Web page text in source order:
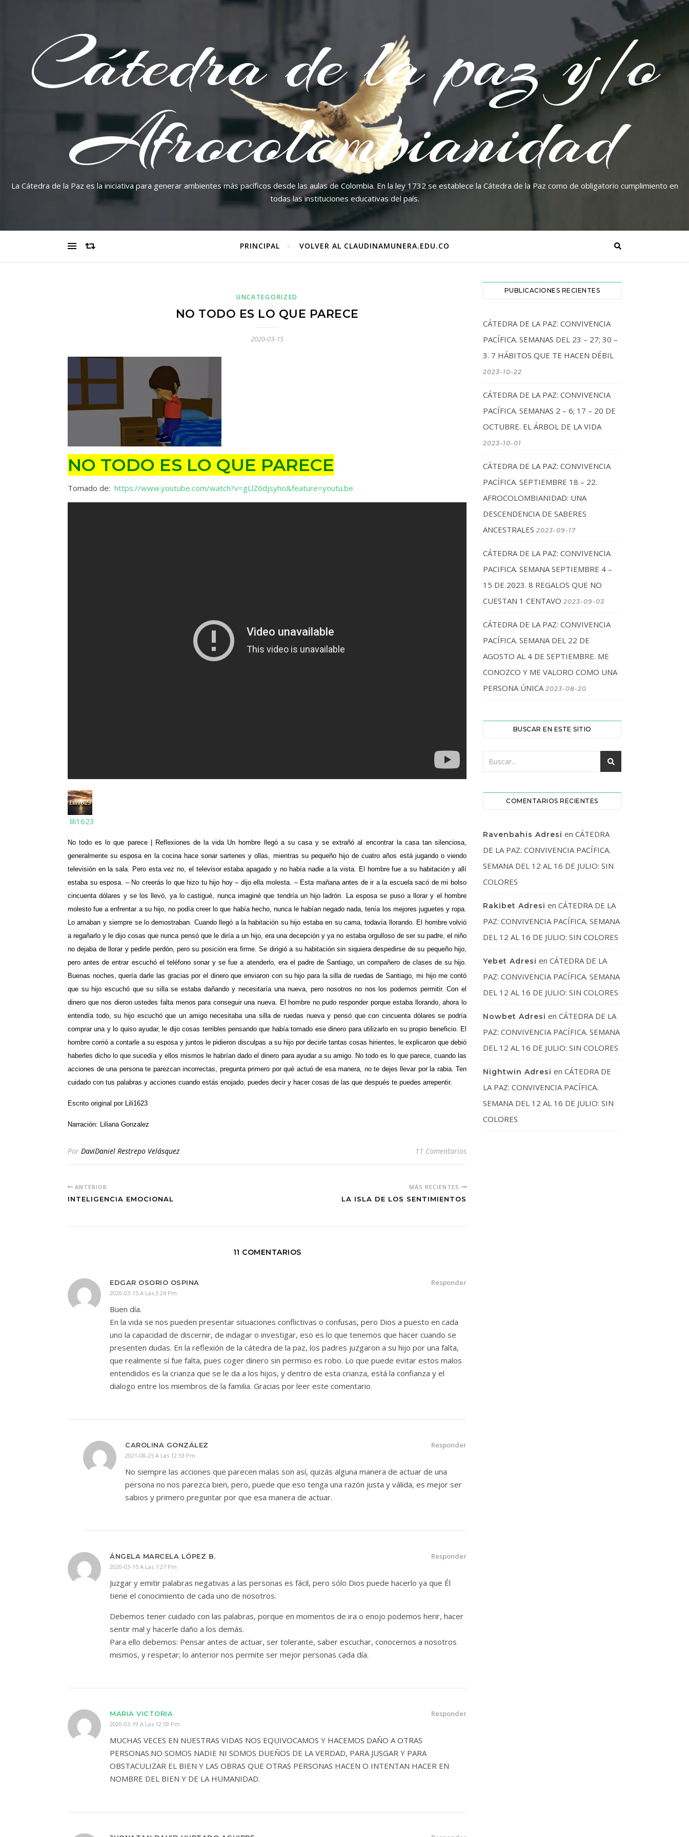
Cátedra de la paz y/o
Afrocolombianidad
La Cátedra de la Paz es la iniciativa para generar ambientes más pacíficos desde las aulas de Colombia. En la ley 1732 se establece la Cátedra de la Paz como de obligatorio cumplimiento en
todas las instituciones educativas del país.
PRINCIPAL VOLVER AL CLAUDINAMUNERA.EDU.CO
UNCATEGORIZED
NO TODO ES LO QUE PARECE
2020-03-15
NO TODO ES LO QUE PARECE
Tomado de: https://www.youtube.com/watch?v=gLlZ6djsyho&feature=youtu.be
lili1623
No todo es lo que parece | Reflexiones de la vida Un hombre llegó a su casa y se extrañó al encontrar la casa tan silenciosa,
generalmente su esposa en la cocina hace sonar sartenes y ollas, mientras su pequeño hijo de cuatro años está jugando o viendo
televisión en la sala. Pero esta vez no, el televisor estaba apagado y no había nadie a la vista. El hombre fue a su habitación y allí
estaba su esposa. – No creerás lo que hizo tu hijo hoy – dijo ella molesta. – Esta mañana antes de ir a la escuela sacó de mi bolso
cincuenta dólares y se los llevó, ya lo castigué, nunca imaginé que tendría un hijo ladrón. La esposa se puso a llorar y el hombre
molesto fue a enfrentar a su hijo, no podía creer lo que había hecho, nunca le habían negado nada, tenía los mejores juguetes y ropa.
Lo amaban y siempre se lo demostraban. Cuando llegó a la habitación su hijo estaba en su cama, todavía llorando. El hombre volvió
a regañarlo y le dijo cosas que nunca pensó que le diría a un hijo, era una decepción y ya no estaba orgulloso de ser su padre, el niño
no dejaba de llorar y pedirle perdón, pero su posición era firme. Se dirigió a su habitación sin siquiera despedirse de su pequeño hijo,
pero antes de entrar escuchó el teléfono sonar y se fue a atenderlo, era el padre de Santiago, un compañero de clases de su hijo.
Buenas noches, quería darle las gracias por el dinero que enviaron con su hijo para la silla de ruedas de Santiago, mi hijo me contó
que su hijo escuchó que su silla se estaba dañando y necesitaría una nueva, pero nosotros no nos los podemos permitir. Con el
dinero que nos dieron ustedes falta menos para conseguir una nueva. El hombre no pudo responder porque estaba llorando, ahora lo
entendía todo, su hijo escuchó que un amigo necesitaba una silla de ruedas nueva y pensó que con cincuenta dólares se podría
comprar una y lo quiso ayudar, le dijo cosas terribles pensando que había tomado ese dinero para utilizarlo en su propio beneficio. El
hombre corrió a contarle a su esposa y juntos le pidieron disculpas a su hijo por decirle tantas cosas hirientes, le explicaron que debió
haberles dicho lo que sucedía y ellos mismos le habrían dado el dinero para ayudar a su amigo. No todo es lo que parece, cuando las
acciones de una persona te parezcan incorrectas, pregunta primero por qué actuó de esa manera, no te dejes llevar por la rabia. Ten
cuidado con tus palabras y acciones cuando estás enojado, puedes decir y hacer cosas de las que después te puedes arrepentir.
Escrito original por Lili1623
Narración: Liliana Gonzalez
Por DaviDaniel Restrepo Velásquez 11 Comentarios
ANTERIOR
INTELIGENCIA EMOCIONAL
MÁS RECIENTES
LA ISLA DE LOS SENTIMIENTOS
11 COMENTARIOS
EDGAR OSORIO OSPINA
2020-03-15 A Las 3:24 Pm
Responder
Buen día.
En la vida se nos pueden presentar situaciones conflictivas o confusas, pero Dios a puesto en cada
uno la capacidad de discernir, de indagar o investigar, eso es lo que tenemos que hacer cuando se
presenten dudas. En la reflexión de la cátedra de la paz, los padres juzgaron a su hijo por una falta,
que realmente sí fue falta, pues coger dinero sin permiso es robo. Lo que puede evitar estos malos
entendidos es la crianza que se le da a los hijos, y dentro de esta crianza, está la confianza y el
dialogo entre los miembros de la familia. Gracias por leer este comentario.
CAROLINA GONZÁLEZ
2021-08-25 A Las 12:53 Pm
Responder
No siempre las acciones que parecen malas son así, quizás alguna manera de actuar de una
persona no nos parezca bien, pero, puede que eso tenga una razón justa y válida, es mejor ser
sabios y primero preguntar por que esa manera de actuar.
ÁNGELA MARCELA LÓPEZ B.
2020-03-15 A Las 7:27 Pm
Responder
Juzgar y emitir palabras negativas a las personas es fácil, pero sólo Dios puede hacerlo ya que Él
tiene el conocimiento de cada uno de nosotros.
Debemos tener cuidado con las palabras, porque en momentos de ira o enojo podemos herir, hacer
sentir mal y hacerle daño a los demás.
Para ello debemos: Pensar antes de actuar, ser tolerante, saber escuchar, conocernos a nosotros
mismos, y respetar; lo anterior nos permite ser mejor personas cada día.
MARIA VICTORIA
2020-03-19 A Las 12:59 Pm
Responder
MUCHAS VECES EN NUESTRAS VIDAS NOS EQUIVOCAMOS Y HACEMOS DAÑO A OTRAS
PERSONAS.NO SOMOS NADIE NI SOMOS DUEÑOS DE LA VERDAD, PARA JUSGAR Y PARA
OBSTACULIZAR EL BIEN Y LAS OBRAS QUE OTRAS PERSONAS HACEN O INTENTAN HACER EN
NOMBRE DEL BIEN Y DE LA HUMANIDAD.
PUBLICACIONES RECIENTES
CÁTEDRA DE LA PAZ: CONVIVENCIA
PACÍFICA. SEMANAS DEL 23 – 27; 30 –
3. 7 HÁBITOS QUE TE HACEN DÉBIL
2023-10-22
CÁTEDRA DE LA PAZ: CONVIVENCIA
PACÍFICA. SEMANAS 2 – 6; 17 – 20 DE
OCTUBRE. EL ÁRBOL DE LA VIDA
2023-10-01
CÁTEDRA DE LA PAZ: CONVIVENCIA
PACÍFICA. SEPTIEMBRE 18 – 22.
AFROCOLOMBIANIDAD: UNA
DESCENDENCIA DE SABERES
ANCESTRALES 2023-09-17
CÁTEDRA DE LA PAZ: CONVIVENCIA
PACIFICA. SEMANA SEPTIEMBRE 4 –
15 DE 2023. 8 REGALOS QUE NO
CUESTAN 1 CENTAVO 2023-09-03
CÁTEDRA DE LA PAZ: CONVIVENCIA
PACÍFICA. SEMANA DEL 22 DE
AGOSTO AL 4 DE SEPTIEMBRE. ME
CONOZCO Y ME VALORO COMO UNA
PERSONA ÚNICA 2023-08-20
BUSCAR EN ESTE SITIO
COMENTARIOS RECIENTES
Ravenbahis Adresi en CÁTEDRA
DE LA PAZ: CONVIVENCIA PACÍFICA.
SEMANA DEL 12 AL 16 DE JULIO: SIN
COLORES
Rakibet Adresi en CÁTEDRA DE LA
PAZ: CONVIVENCIA PACÍFICA. SEMANA
DEL 12 AL 16 DE JULIO: SIN COLORES
Yebet Adresi en CÁTEDRA DE LA
PAZ: CONVIVENCIA PACÍFICA. SEMANA
DEL 12 AL 16 DE JULIO: SIN COLORES
Nowbet Adresi en CÁTEDRA DE LA
PAZ: CONVIVENCIA PACÍFICA. SEMANA
DEL 12 AL 16 DE JULIO: SIN COLORES
Nightwin Adresi en CÁTEDRA DE
LA PAZ: CONVIVENCIA PACÍFICA.
SEMANA DEL 12 AL 16 DE JULIO: SIN
COLORES